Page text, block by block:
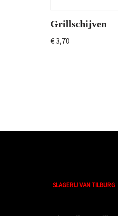
Grillschijven
€3,70
SLAGERIJ VAN TILBURG